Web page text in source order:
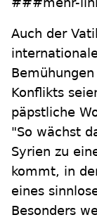
Auch der
Konflikts
päpstliche
"So wächst
Syrien zu
kommt, in
eines
Besonders